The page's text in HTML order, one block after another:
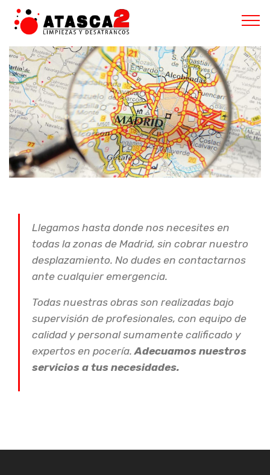
Llegamos hasta donde nos necesites en
todas la zonas de Madrid, sin cobrar nuestro
desplazamiento. No dudes en contactarnos
ante cualquier emergencia.
Todas nuestras obras son realizadas bajo
supervisión de profesionales, con equipo de
calidad y personal sumamente calificado y
expertos en pocería. Adecuamos nuestros
servicios a tus necesidades.